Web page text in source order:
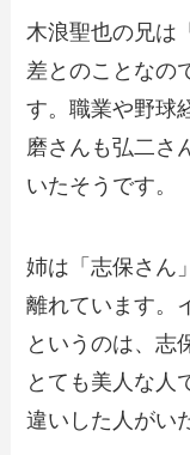
木浪聖也の兄は
差とのことなの
す。職業や野球
磨さんも弘二さ
いたそうです。
姉は「志保さん
離れています。
というのは、志
とても美人な人
違いした人がい